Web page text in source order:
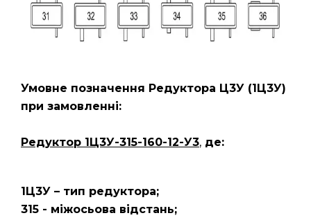
Умовне позначення Редуктора Ц3У (1Ц3У)
при замовленні:
Редуктор 1Ц3У-315-160-12-У3, де:
1Ц3У – тип редуктора;
315 - міжосьова відстань;